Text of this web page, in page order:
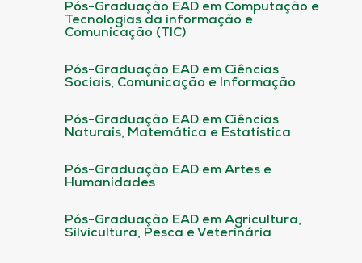
Pós-Graduação EAD em Computação e
Tecnologias da informação e
Comunicação (TIC)
Pós-Graduação EAD em Ciências
Sociais, Comunicação e Informação
Pós-Graduação EAD em Ciências
Naturais, Matemática e Estatística
Pós-Graduação EAD em Artes e
Humanidades
Pós-Graduação EAD em Agricultura,
Silvicultura, Pesca e Veterinária